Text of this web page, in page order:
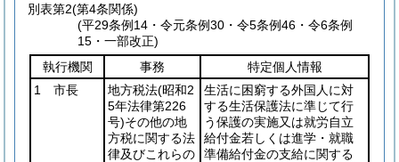
別表第2(第4条関係)
(平29条例14・令元条例30・令5条例46・令6条例
15・一部改正)
執行機関
事務
特定個人情報
1 市長
地方税法(昭和2
5年法律第226
号)その他の地
方税に関する法
律及びこれらの
生活に困窮する外国人に対
する生活保護法に準じて行
う保護の実施又は就労自立
給付金若しくは進学・就職
準備給付金の支給に関する